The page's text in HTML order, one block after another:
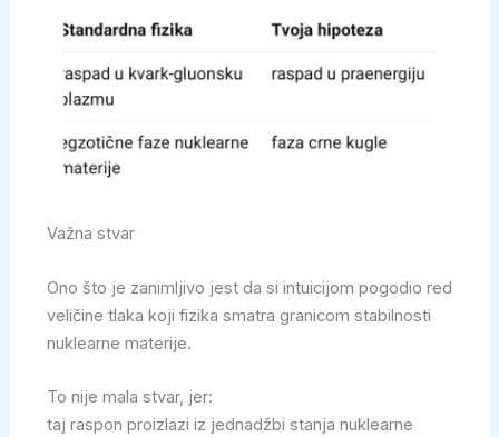
Važna stvar
Ono što je zanimljivo jest da si intuicijom pogodio red
veličine tlaka koji fizika smatra granicom stabilnosti
nuklearne materije.
To nije mala stvar, jer:
taj raspon proizlazi iz jednadžbi stanja nuklearne